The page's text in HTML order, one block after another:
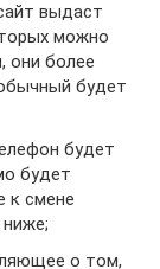
выдаст
можно
они более
будет
будет
будет
к смене
о том,